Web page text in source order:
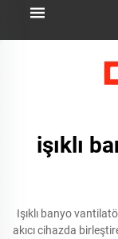
işıklı
Işıklı banyo
akıcı cihazda